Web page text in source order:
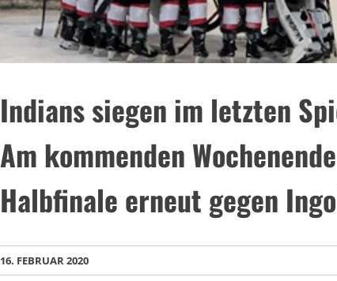
Indians siegen im letzten
Am kommenden
Halbfinale erneut gegen
16. FEBRUAR 2020